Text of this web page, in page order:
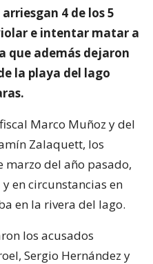
4 de los 5
e intentar matar a
que además dejaron
la playa del lago
Marco Muñoz y del
Zalaquett, los
marzo del año pasado,
en circunstancias en
en la rivera del lago.
los acusados
Sergio Hernández y